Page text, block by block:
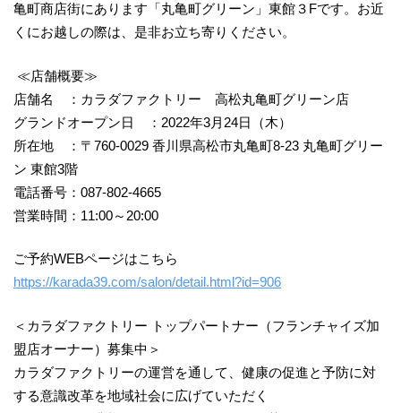
亀町商店街にあります「丸亀町グリーン」東館３Fです。お近
くにお越しの際は、是非お立ち寄りください。
≪店舗概要≫
店舗名 ：カラダファクトリー 高松丸亀町グリーン店
グランドオープン日 ：2022年3月24日（木）
所在地 ：〒760-0029 香川県高松市丸亀町8-23 丸亀町グリー
ン 東館3階
電話番号：087-802-4665
営業時間：11:00～20:00
ご予約WEBページはこちら
https://karada39.com/salon/detail.html?id=906
＜カラダファクトリー トップパートナー（フランチャイズ加
盟店オーナー）募集中＞
カラダファクトリーの運営を通して、健康の促進と予防に対
する意識改革を地域社会に広げていただく